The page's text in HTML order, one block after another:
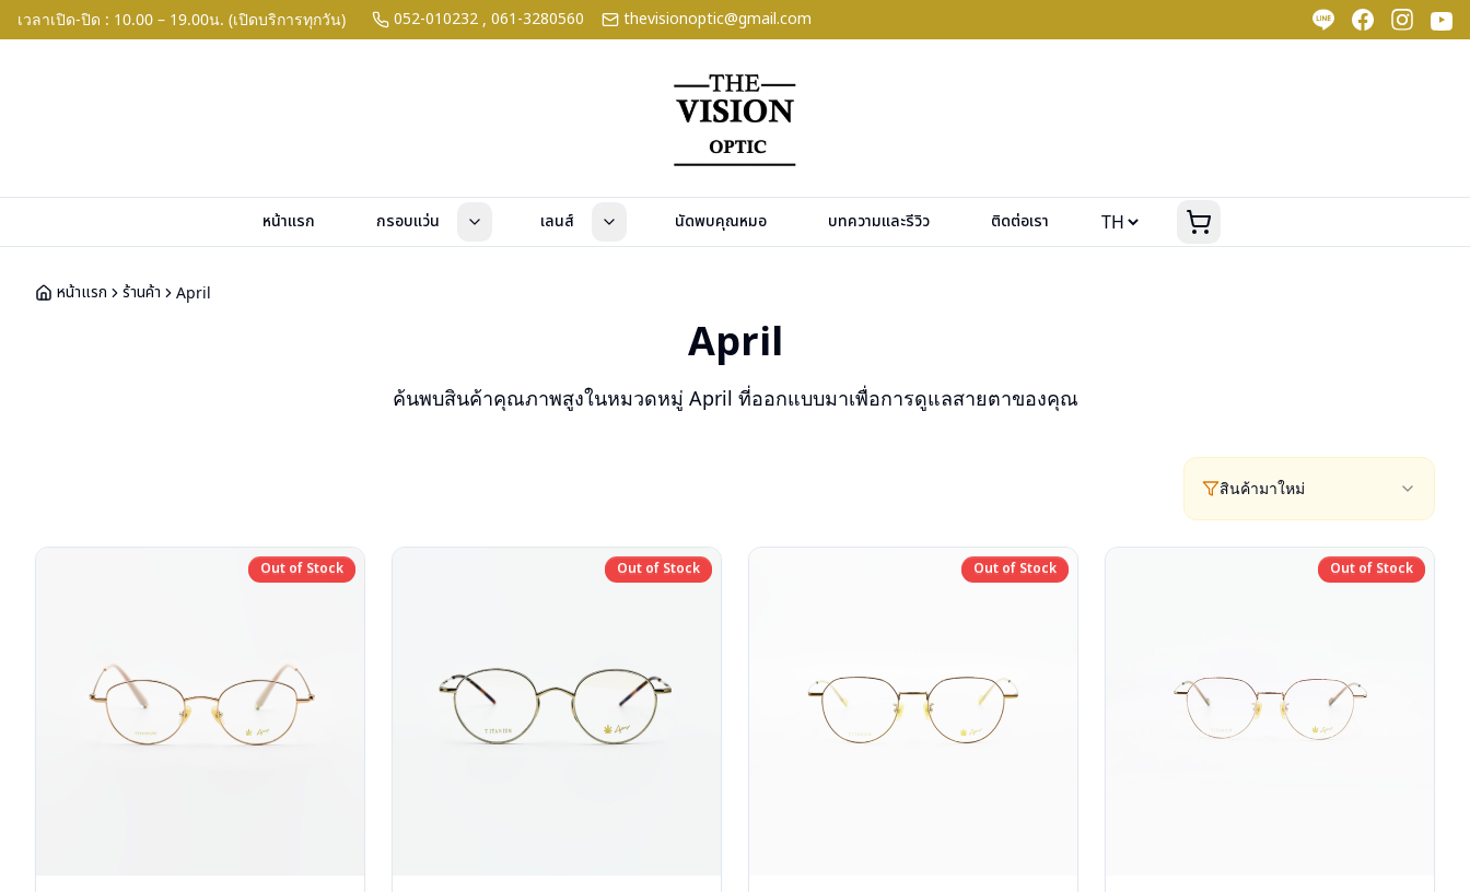
เวลาเปิด-ปิด : 10.00 – 19.00น. (เปิดบริการทุกวัน) 052-010232 , 061-3280560 thevisionoptic@gmail.com
หน้าแรก กรอบแว่น เลนส์ นัดพบคุณหมอ บทความและรีวิว ติดต่อเรา
หน้าแรก ร้านค้า April
April
ค้นพบสินค้าคุณภาพสูงในหมวดหมู่ April ที่ออกแบบมาเพื่อการดูแลสายตาของคุณ
สินค้ามาใหม่
Out of Stock
Out of Stock Out of Stock
Out of Stock Out of Stock
Out of Stock Out of Stock
Out of Stock